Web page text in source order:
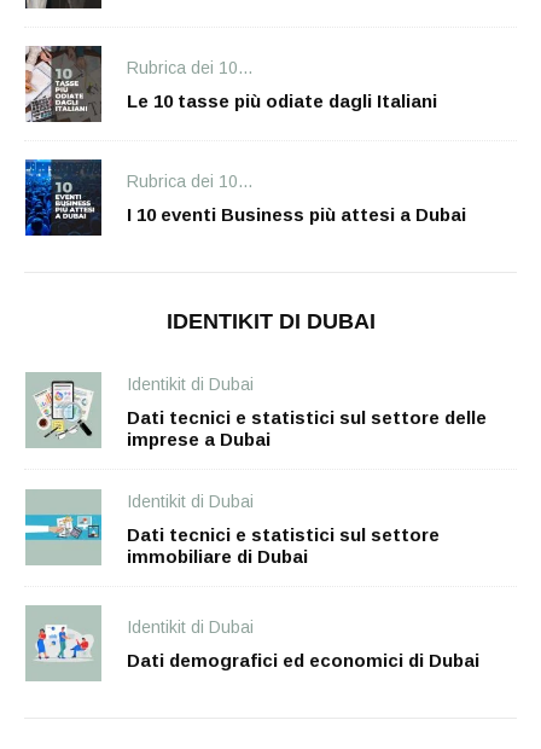
Rubrica dei 10...
Le 10 tasse più odiate dagli Italiani
Rubrica dei 10...
I 10 eventi Business più attesi a Dubai
IDENTIKIT DI DUBAI
Identikit di Dubai
Dati tecnici e statistici sul settore delle
imprese a Dubai
Identikit di Dubai
Dati tecnici e statistici sul settore
immobiliare di Dubai
Identikit di Dubai
Dati demografici ed economici di Dubai